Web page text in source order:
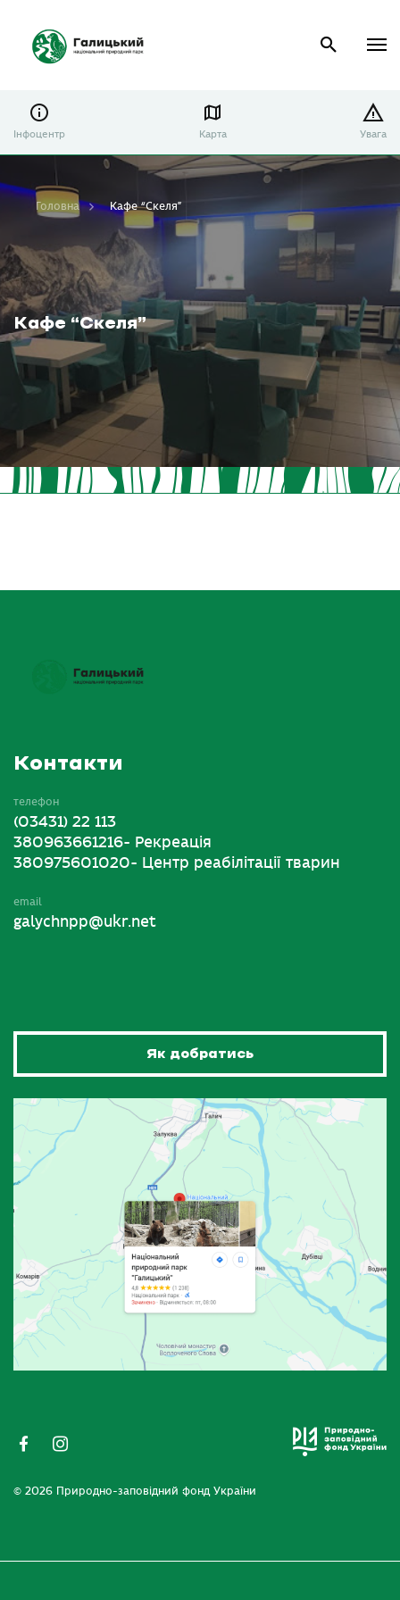
Інфоцентр Карта Увага
Кафе “Скеля”
Головна Кафе “Скеля”
Контакти
телефон
(03431) 22 113
380963661216- Рекреація
380975601020- Центр реабілітації тварин
email
galychnpp@ukr.net
Як добратись
© 2026 Природно-заповідний фонд України